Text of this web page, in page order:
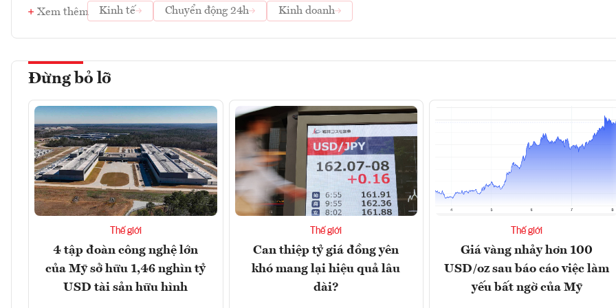
Xem thêm Kinh tế Chuyển động 24h Kinh doanh
Đừng bỏ lỡ
Thế giới
4 tập đoàn công nghệ lớn
của Mỹ sở hữu 1,46 nghìn tỷ
USD tài sản hữu hình
Thế giới
Can thiệp tỷ giá đồng yên
khó mang lại hiệu quả lâu
dài?
Thế giới
Giá vàng nhảy hơn 100
USD/oz sau báo cáo việc làm
yếu bất ngờ của Mỹ